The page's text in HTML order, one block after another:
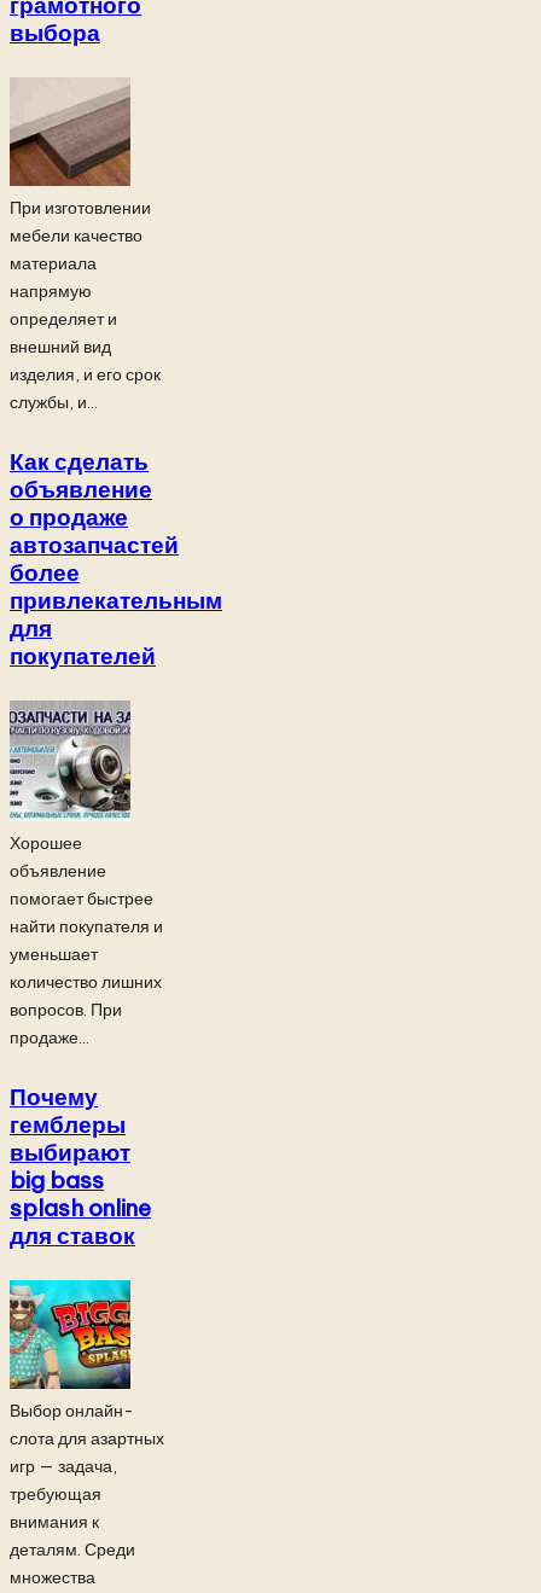
выбора
При изготовлении
мебели качество
материала
напрямую
определяет и
внешний вид
изделия, и его срок
службы, и...
Как сделать
объявление
о продаже
автозапчастей
более
привлекательным
для
покупателей
Хорошее
объявление
помогает быстрее
найти покупателя и
уменьшает
количество лишних
вопросов. При
продаже...
Почему
гемблеры
выбирают
big bass
splash online
для ставок
Выбор онлайн-
слота для азартных
игр — задача,
требующая
внимания к
деталям. Среди
множества